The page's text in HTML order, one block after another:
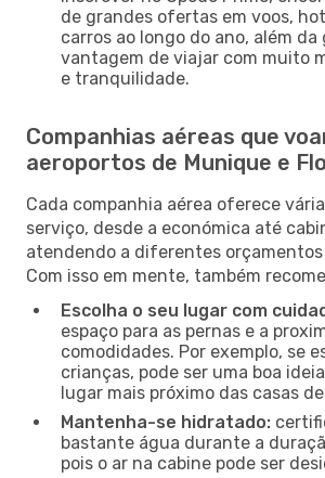
de grandes ofertas em voos,
carros ao longo do ano, além da
vantagem de viajar com muito
e tranquilidade.
Companhias aéreas que
aeroportos de Munique e
Cada companhia aérea oferece
serviço, desde a económica até
atendendo a diferentes
Com isso em mente, também
Escolha o seu lugar com
espaço para as pernas e a
comodidades. Por exemplo, se
crianças, pode ser uma boa
lugar mais próximo das casas
Mantenha-se hidratado:
bastante água durante a
pois o ar na cabine pode ser